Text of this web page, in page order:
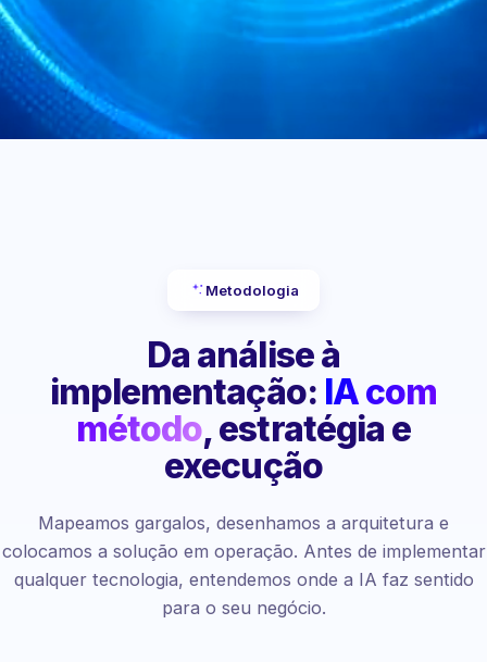
Metodologia
Da análise à
implementação: IA com
método, estratégia e
execução
Mapeamos gargalos, desenhamos a arquitetura e
colocamos a solução em operação. Antes de implementar
qualquer tecnologia, entendemos onde a IA faz sentido
para o seu negócio.